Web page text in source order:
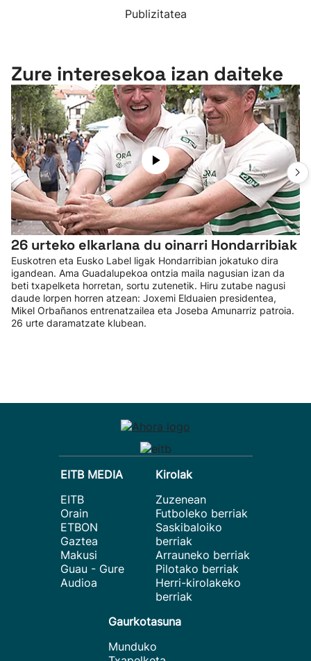
Publizitatea
Zure interesekoa izan daiteke
26 urteko elkarlana du oinarri Hondarribiak
Euskotren eta Eusko Label ligak Hondarribian jokatuko dira
igandean. Ama Guadalupekoa ontzia maila nagusian izan da
beti txapelketa horretan, sortu zutenetik. Hiru zutabe nagusi
daude lorpen horren atzean: Joxemi Elduaien presidentea,
Mikel Orbañanos entrenatzailea eta Joseba Amunarriz patroia.
26 urte daramatzate klubean.
EITB MEDIA
EITB
Orain
ETBON
Gaztea
Makusi
Guau - Gure
Audioa
Kirolak
Zuzenean
Futboleko berriak
Saskibaloiko
berriak
Arrauneko berriak
Pilotako berriak
Herri-kirolakeko
berriak
Gaurkotasuna
Munduko